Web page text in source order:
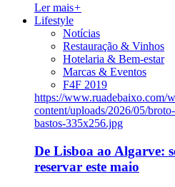
Ler mais+
Lifestyle
Notícias
Restauração & Vinhos
Hotelaria & Bem-estar
Marcas & Eventos
F4F 2019
https://www.ruadebaixo.com/
content/uploads/2026/05/
bastos-335x256.jpg
De Lisboa ao Algarve:
reservar este maio